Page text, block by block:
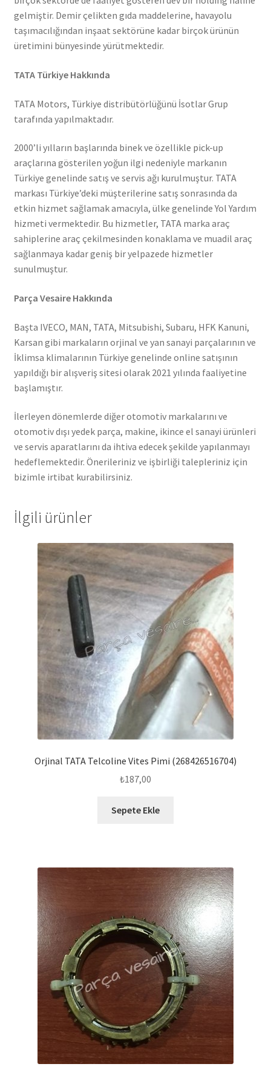
gelmiştir. Demir çelikten gıda maddelerine, havayolu
taşımacılığından inşaat sektörüne kadar birçok ürünün
üretimini bünyesinde yürütmektedir.
TATA Türkiye Hakkında
TATA Motors, Türkiye distribütörlüğünü İsotlar Grup
tarafında yapılmaktadır.
2000’li yılların başlarında binek ve özellikle pick-up
araçlarına gösterilen yoğun ilgi nedeniyle markanın
Türkiye genelinde satış ve servis ağı kurulmuştur. TATA
markası Türkiye’deki müşterilerine satış sonrasında da
etkin hizmet sağlamak amacıyla, ülke genelinde Yol Yardım
hizmeti vermektedir. Bu hizmetler, TATA marka araç
sahiplerine araç çekilmesinden konaklama ve muadil araç
sağlanmaya kadar geniş bir yelpazede hizmetler
sunulmuştur.
Parça Vesaire Hakkında
Başta IVECO, MAN, TATA, Mitsubishi, Subaru, HFK Kanuni,
Karsan gibi markaların orjinal ve yan sanayi parçalarının ve
İklimsa klimalarının Türkiye genelinde online satışının
yapıldığı bir alışveriş sitesi olarak 2021 yılında faaliyetine
başlamıştır.
İlerleyen dönemlerde diğer otomotiv markalarını ve
otomotiv dışı yedek parça, makine, ikince el sanayi ürünleri
ve servis aparatlarını da ihtiva edecek şekilde yapılanmayı
hedeflemektedir. Önerileriniz ve işbirliği talepleriniz için
bizimle irtibat kurabilirsiniz.
İlgili ürünler
Orjinal TATA Telcoline Vites Pimi (268426516704)
₺187,00
Sepete Ekle